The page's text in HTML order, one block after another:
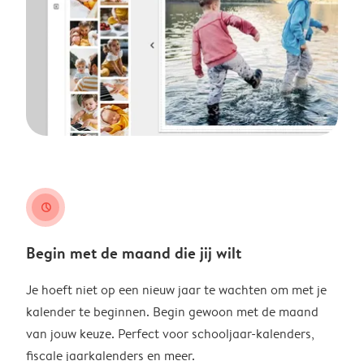
clock
Begin met de maand die jij wilt
Je hoeft niet op een nieuw jaar te wachten om met je
kalender te beginnen. Begin gewoon met de maand
van jouw keuze. Perfect voor schooljaar-kalenders,
fiscale jaarkalenders en meer.